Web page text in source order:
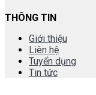
THÔNG TIN
Giới thiệu
Liên hệ
Tuyển dụng
Tin tức